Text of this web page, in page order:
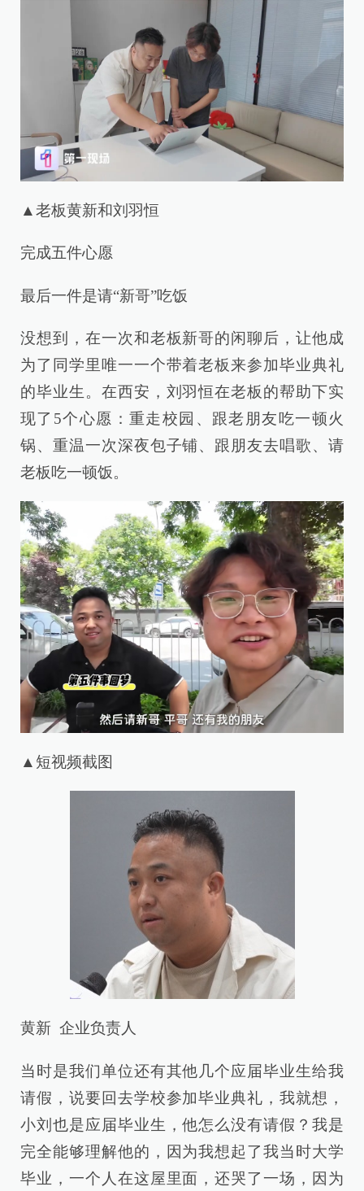
▲老板黄新和刘羽恒
完成五件心愿
最后一件是请“新哥”吃饭
没想到，在一次和老板新哥的闲聊后，让他成
为了同学里唯一一个带着老板来参加毕业典礼
的毕业生。在西安，刘羽恒在老板的帮助下实
现了5个心愿：重走校园、跟老朋友吃一顿火
锅、重温一次深夜包子铺、跟朋友去唱歌、请
老板吃一顿饭。
▲短视频截图
黄新 企业负责人
当时是我们单位还有其他几个应届毕业生给我
请假，说要回去学校参加毕业典礼，我就想，
小刘也是应届毕业生，他怎么没有请假？我是
完全能够理解他的，因为我想起了我当时大学
毕业，一个人在这屋里面，还哭了一场，因为